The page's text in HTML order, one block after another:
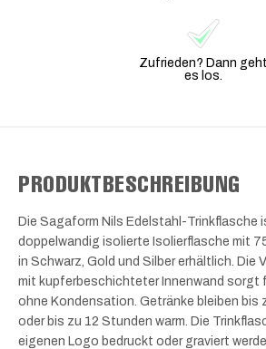
Zufrieden? Dann geht
es los.
PRODUKTBESCHREIBUNG
Die Sagaform Nils Edelstahl-Trinkflasche
doppelwandig isolierte Isolierflasche mit
in Schwarz, Gold und Silber erhältlich. Die
mit kupferbeschichteter Innenwand sorgt
ohne Kondensation. Getränke bleiben bis
oder bis zu 12 Stunden warm. Die
eigenen Logo bedruckt oder graviert